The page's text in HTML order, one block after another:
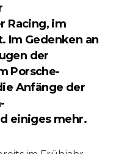
Racing, im
Im Gedenken an
der
Porsche-
Anfänge der
einiges mehr.